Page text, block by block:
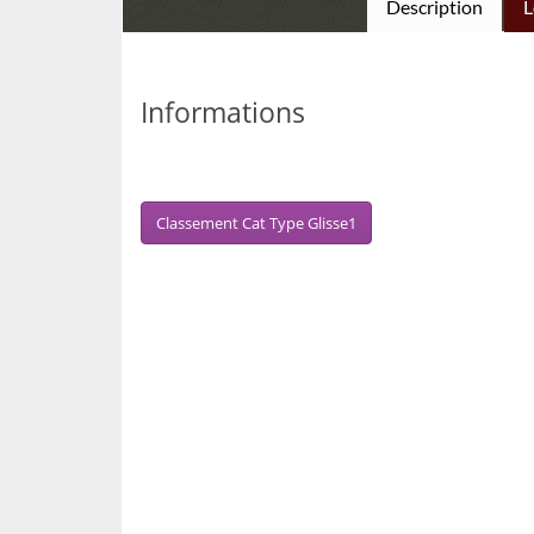
Description
Informations
Classement Cat Type Glisse1